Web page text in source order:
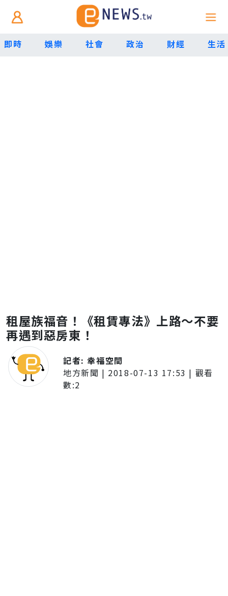
即時 娛樂 社會 政治 財經 生活
租屋族福音！《租賃專法》上路～不要
再遇到惡房東！
記者:幸福空間
地方新聞 | 2018-07-13 17:53 | 觀看
數:2